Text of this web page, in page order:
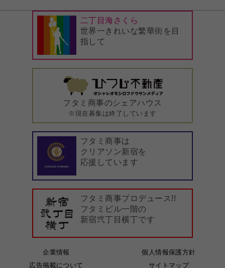
二丁目海さくら
世界一きれいな繁華街を目
指して
フタミ商事のシェアハウス
※現在募集は終了しています
フタミ商事は
クリアソン新宿を
応援しています
フタミ商事プロデュース!!
フタミビル一階の
新宿弐丁目横丁です
企業情報
個人情報保護方針
広告掲載について
サイトマップ